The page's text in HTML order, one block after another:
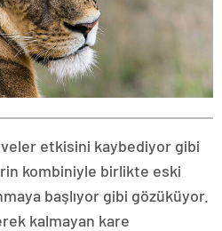
etkisini kaybediyor gibi
kombiniyle birlikte eski
başlıyor gibi gözüküyor.
kalmayan kare